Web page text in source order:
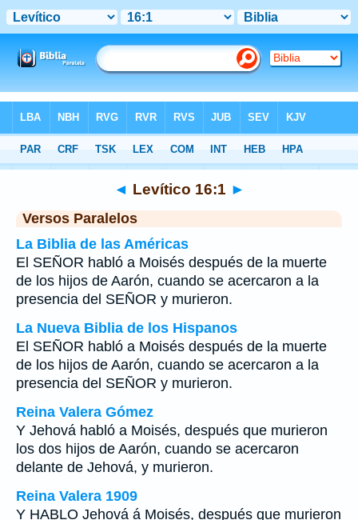
>Levítico Capítulo 16 > Verso 1
◄ Levítico 16:1 ►
Versos Paralelos
La Biblia de las Américas
El SEÑOR habló a Moisés después de la muerte
de los hijos de Aarón, cuando se acercaron a la
presencia del SEÑOR y murieron.
La Nueva Biblia de los Hispanos
El SEÑOR habló a Moisés después de la muerte
de los hijos de Aarón, cuando se acercaron a la
presencia del SEÑOR y murieron.
Reina Valera Gómez
Y Jehová habló a Moisés, después que murieron
los dos hijos de Aarón, cuando se acercaron
delante de Jehová, y murieron.
Reina Valera 1909
Y HABLO Jehová á Moisés, después que murieron